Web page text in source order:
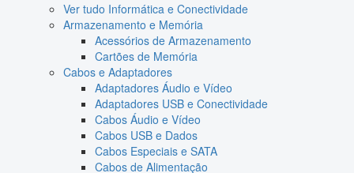
Ver tudo Informática e Conectividade
Armazenamento e Memória
Acessórios de Armazenamento
Cartões de Memória
Cabos e Adaptadores
Adaptadores Áudio e Vídeo
Adaptadores USB e Conectividade
Cabos Áudio e Vídeo
Cabos USB e Dados
Cabos Especiais e SATA
Cabos de Alimentação